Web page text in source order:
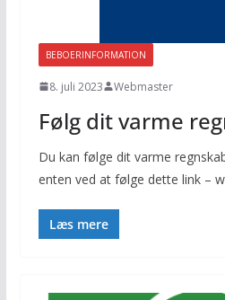
BEBOERINFORMATION
8. juli 2023 Webmaster
Følg dit varme
Du kan følge dit varme
enten ved at følge dette link –
Læs mere